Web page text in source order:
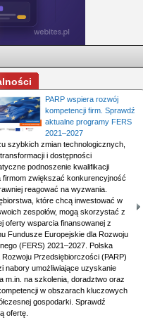
PARP wspiera rozwój
kompetencji firm. Sprawdź
aktualne programy FERS
2021–2027
szybkich zmian technologicznych,
i dostępności
podnoszenie kwalifikacji
firmom zwiększać konkurencyjność
reagować na wyzwania.
które chcą inwestować w
zespołów, mogą skorzystać z
oferty wsparcia finansowanej z
Fundusze Europejskie dla Rozwoju
(FERS) 2021–2027. Polska
Rozwoju Przedsiębiorczości (PARP)
nabory umożliwiające uzyskanie
m.in. na szkolenia, doradztwo oraz
w obszarach kluczowych
gospodarki. Sprawdź
ofertę.